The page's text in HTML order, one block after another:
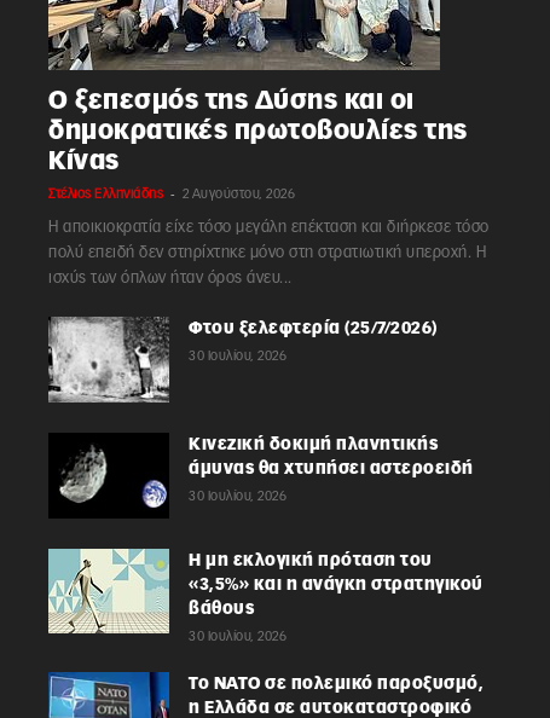
Ο ξεπεσμός της Δύσης και οι
δημοκρατικές πρωτοβουλίες της
Κίνας
Στέλιος Ελληνιάδης - 2 Αυγούστου, 2026
Η αποικιοκρατία είχε τόσο μεγάλη επέκταση και διήρκεσε τόσο
πολύ επειδή δεν στηρίχτηκε μόνο στη στρατιωτική υπεροχή. Η
ισχύς των όπλων ήταν όρος άνευ...
Φτου ξελεφτερία (25/7/2026)
30 Ιουλίου, 2026
Κινεζική δοκιμή πλανητικής
άμυνας θα χτυπήσει αστεροειδή
30 Ιουλίου, 2026
Η μη εκλογική πρόταση του
«3,5%» και η ανάγκη στρατηγικού
βάθους
30 Ιουλίου, 2026
Το ΝΑΤΟ σε πολεμικό παροξυσμό,
η Ελλάδα σε αυτοκαταστροφικό